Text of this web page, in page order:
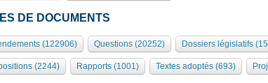
DE DOCUMENTS
(122906) Questions (20252) Dossiers législatifs
(2244) Rapports (1001) Textes adoptés (693)